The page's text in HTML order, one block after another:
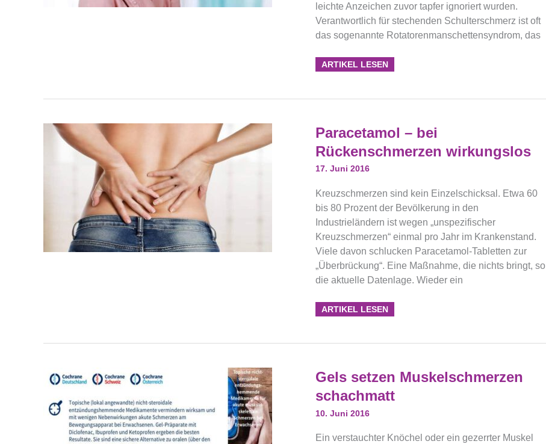
leichte Anzeichen zuvor tapfer ignoriert wurden.
Verantwortlich für stechenden Schulterschmerz ist oft
das sogenannte Rotatorenmanschettensyndrom, das
ARTIKEL LESEN
Paracetamol – bei
Rückenschmerzen wirkungslos
17. Juni 2016
Kreuzschmerzen sind kein Einzelschicksal. Etwa 60
bis 80 Prozent der Bevölkerung in den
Industrieländern ist wegen „unspezifischer
Kreuzschmerzen“ einmal pro Jahr im Krankenstand.
Viele davon schlucken Paracetamol-Tabletten zur
„Überbrückung“. Eine Maßnahme, die nichts bringt, so
die aktuelle Datenlage. Wieder ein
Paracetamol
–
Rückenschmerzen
ARTIKEL LESEN
Gels setzen Muskelschmerzen
schachmatt
10. Juni 2016
Ein verstauchter Knöchel oder ein gezerrter Muskel
Gels
Setzen
Muskelschmerzen
Schachmatt